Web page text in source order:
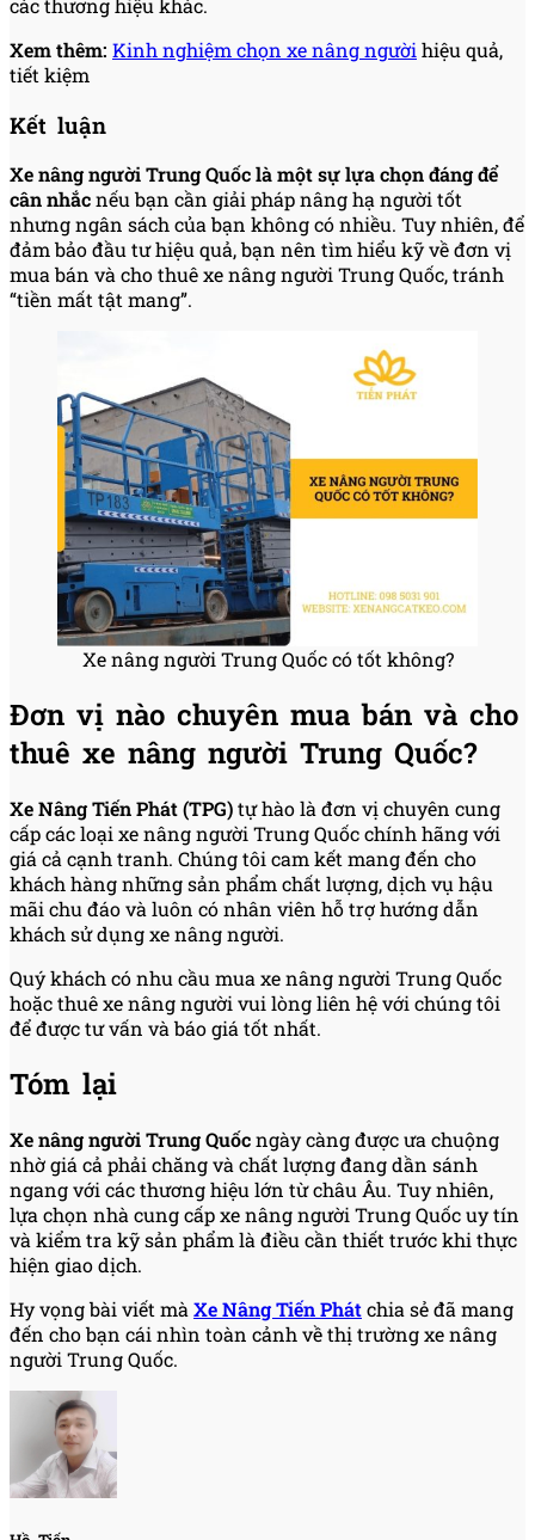
các thương hiệu khác.
Xem thêm: Kinh nghiệm chọn xe nâng người hiệu quả,
tiết kiệm
Kết luận
Xe nâng người Trung Quốc là một sự lựa chọn đáng để
cân nhắcnếu bạn cần giải pháp nâng hạ người tốt
nhưng ngân sách của bạn không có nhiều. Tuy nhiên, để
đảm bảo đầu tư hiệu quả, bạn nên tìm hiểu kỹ về đơn vị
mua bán và cho thuê xe nâng người Trung Quốc, tránh
“tiền mất tật mang”.
Xe nâng người Trung Quốc có tốt không?
Đơn vị nào chuyên mua bán và cho
thuê xe nâng người Trung Quốc?
Xe Nâng Tiến Phát (TPG)tự hào là đơn vị chuyên cung
cấp các loại xe nâng người Trung Quốc chính hãng với
giá cả cạnh tranh. Chúng tôi cam kết mang đến cho
khách hàng những sản phẩm chất lượng, dịch vụ hậu
mãi chu đáo và luôn có nhân viên hỗ trợ hướng dẫn
khách sử dụng xe nâng người.
Quý khách có nhu cầu mua xe nâng người Trung Quốc
hoặc thuê xe nâng người vui lòng liên hệ với chúng tôi
để được tư vấn và báo giá tốt nhất.
Tóm lại
Xe nâng người Trung Quốcngày càng được ưa chuộng
nhờ giá cả phải chăng và chất lượng đang dần sánh
ngang với các thương hiệu lớn từ châu Âu. Tuy nhiên,
lựa chọn nhà cung cấp xe nâng người Trung Quốc uy tín
và kiểm tra kỹ sản phẩm là điều cần thiết trước khi thực
hiện giao dịch.
Hy vọng bài viết mà Xe Nâng Tiến Phátchia sẻ đã mang
đến cho bạn cái nhìn toàn cảnh về thị trường xe nâng
người Trung Quốc.